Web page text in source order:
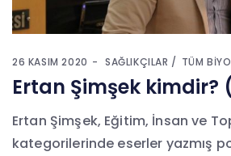
26 KASIM 2020 SAĞLIKÇILAR TÜM
Ertan Şimşek kimdir?
Ertan Şimşek, Eğitim, İnsan ve
kategorilerinde eserler yazmış